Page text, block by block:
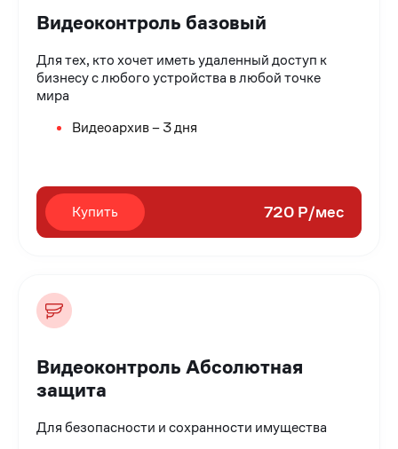
Видеоконтроль базовый
Для тех, кто хочет иметь удаленный доступ к
бизнесу с любого устройства в любой точке
мира
Видеоархив – 3 дня
Купить 720 Р/мес
Видеоконтроль Абсолютная
защита
Для безопасности и сохранности имущества